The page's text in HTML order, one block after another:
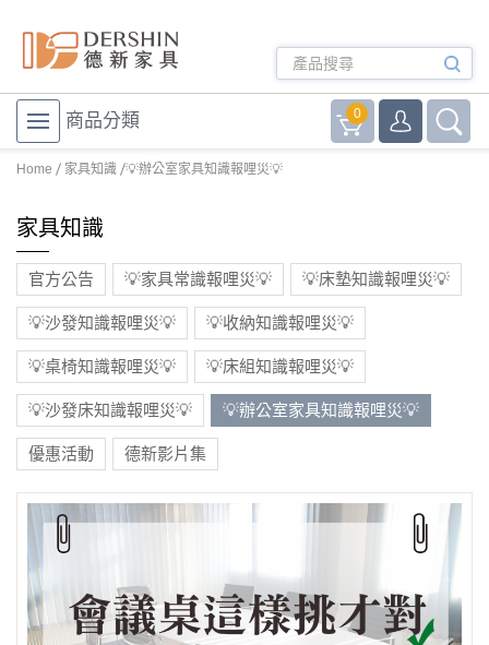
商品分類 0
Home 家具知識 💡辦公室家具知識報哩災💡
家具知識
官方公告 💡家具常識報哩災💡 💡床墊知識報哩災💡
💡沙發知識報哩災💡 💡收納知識報哩災💡
💡桌椅知識報哩災💡 💡床組知識報哩災💡
💡沙發床知識報哩災💡 💡辦公室家具知識報哩災💡
優惠活動 德新影片集